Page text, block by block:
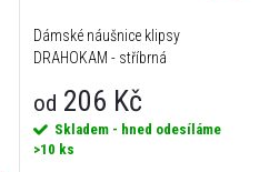
Dámské náušnice klipsy
DRAHOKAM - stříbrná
od 206 Kč
Skladem - hned odesíláme
>10 ks